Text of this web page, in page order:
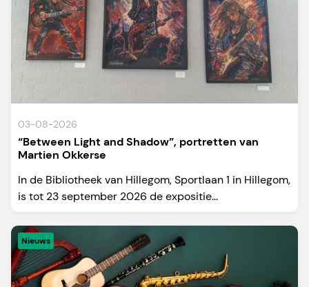
03-08-2026
“Between Light and Shadow”, portretten van
Martien Okkerse
In de Bibliotheek van Hillegom, Sportlaan 1 in Hillegom,
is tot 23 september 2026 de expositie...
Nieuws